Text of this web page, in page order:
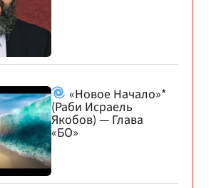
«Новое Начало»*
(Раби Исраель
Якобов) — Глава
«БО»